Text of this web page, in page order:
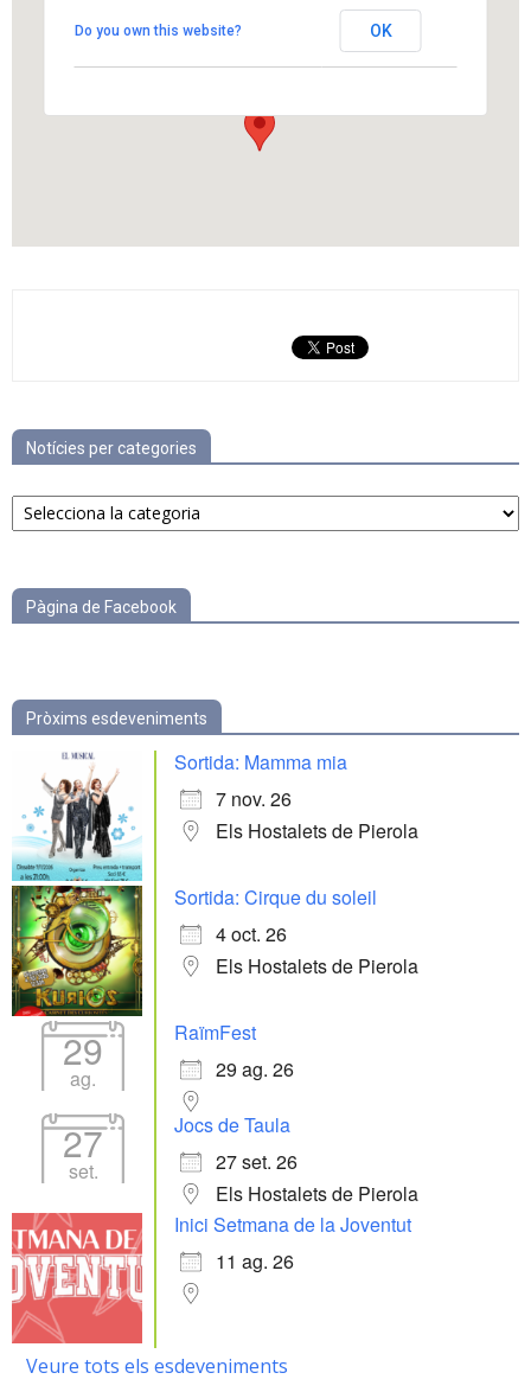
Punt Jove dels Hostalets de Pierola
Anselm Clavé, 6 - Els Hostalets de Pierola
View Events
Do you own this website? OK
Notícies per categories
Notícies
per
Pàgina de Facebook
Pròxims esdeveniments
Sortida: Mamma mia
7 nov. 26
Els Hostalets de Pierola
Sortida: Cirque du soleil
4 oct. 26
Els Hostalets de Pierola
29
ag.
RaïmFest
29 ag. 26
27
set.
Jocs de Taula
27 set. 26
Els Hostalets de Pierola
Inici Setmana de la Joventut
11 ag. 26
Veure tots els esdeveniments